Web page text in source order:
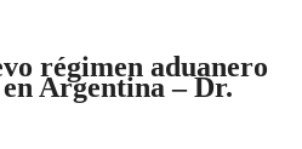
régimen aduanero
en Argentina – Dr.